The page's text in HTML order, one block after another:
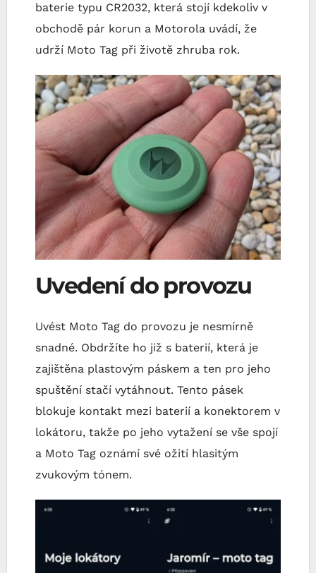
baterie typu CR2032, která stojí kdekoliv v
obchodě pár korun a Motorola uvádí, že
udrží Moto Tag při životě zhruba rok.
Uvedení do provozu
Uvést Moto Tag do provozu je nesmírně
snadné. Obdržíte ho již s baterií, která je
zajištěna plastovým páskem a ten pro jeho
spuštění stačí vytáhnout. Tento pásek
blokuje kontakt mezi baterií a konektorem v
lokátoru, takže po jeho vytažení se vše spojí
a Moto Tag oznámí své ožití hlasitým
zvukovým tónem.